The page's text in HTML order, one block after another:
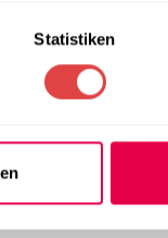
Statistiken